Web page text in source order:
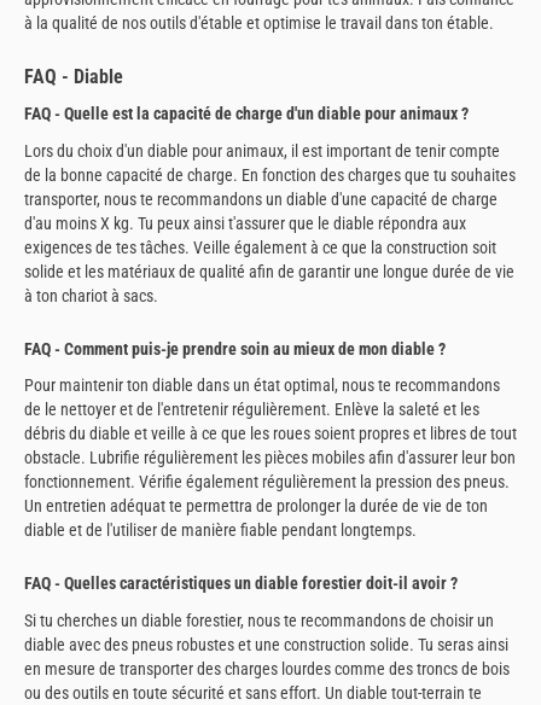
à la qualité de nos outils d'étable et optimise le travail dans ton étable.
FAQ - Diable
FAQ - Quelle est la capacité de charge d'un diable pour animaux ?
Lors du choix d'un diable pour animaux, il est important de tenir compte
de la bonne capacité de charge. En fonction des charges que tu souhaites
transporter, nous te recommandons un diable d'une capacité de charge
d'au moins X kg. Tu peux ainsi t'assurer que le diable répondra aux
exigences de tes tâches. Veille également à ce que la construction soit
solide et les matériaux de qualité afin de garantir une longue durée de vie
à ton chariot à sacs.
FAQ - Comment puis-je prendre soin au mieux de mon diable ?
Pour maintenir ton diable dans un état optimal, nous te recommandons
de le nettoyer et de l'entretenir régulièrement. Enlève la saleté et les
débris du diable et veille à ce que les roues soient propres et libres de tout
obstacle. Lubrifie régulièrement les pièces mobiles afin d'assurer leur bon
fonctionnement. Vérifie également régulièrement la pression des pneus.
Un entretien adéquat te permettra de prolonger la durée de vie de ton
diable et de l'utiliser de manière fiable pendant longtemps.
FAQ - Quelles caractéristiques un diable forestier doit-il avoir ?
Si tu cherches un diable forestier, nous te recommandons de choisir un
diable avec des pneus robustes et une construction solide. Tu seras ainsi
en mesure de transporter des charges lourdes comme des troncs de bois
ou des outils en toute sécurité et sans effort. Un diable tout-terrain te